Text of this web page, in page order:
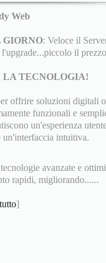
Web
GIORNO: Veloce il
il
LA TECNOLOGIA!
offrire soluzioni digitali
funzionali e
un'esperienza
un'interfaccia intuitiva.
avanzate e
rapidi, migliorando......
]